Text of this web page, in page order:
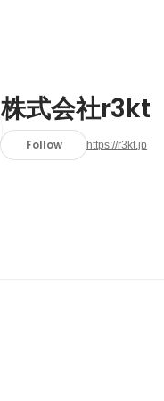
株式会社r3kt
Follow https://r3kt.jp